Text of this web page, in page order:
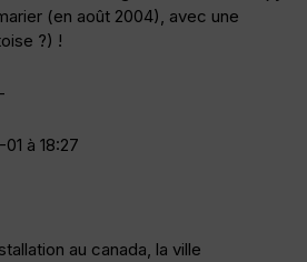
(en août 2004), avec une
?) !
à 18:27
au canada, la ville